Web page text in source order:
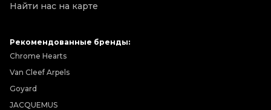
Найти нас на карте
Рекомендованные бренды:
Chrome Hearts
Van Cleef Arpels
Goyard
JACQUEMUS